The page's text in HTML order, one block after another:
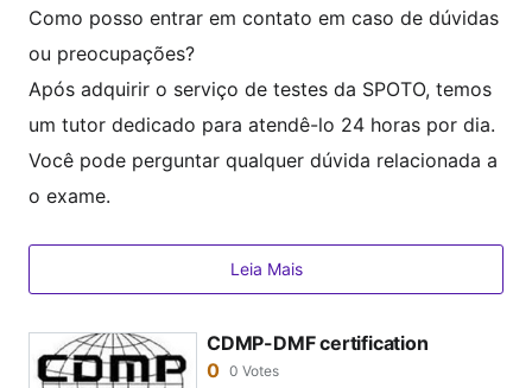
Como posso entrar em contato em caso de dúvidas
ou preocupações?
Após adquirir o serviço de testes da SPOTO, temos
um tutor dedicado para atendê-lo 24 horas por dia.
Você pode perguntar qualquer dúvida relacionada a
o exame.
as perguntas do exame regularmente. Garantimos a
entrega de perguntas de exame atualizadas e válida
Leia Mais
CDMP-DMF certification
0 0 Votes